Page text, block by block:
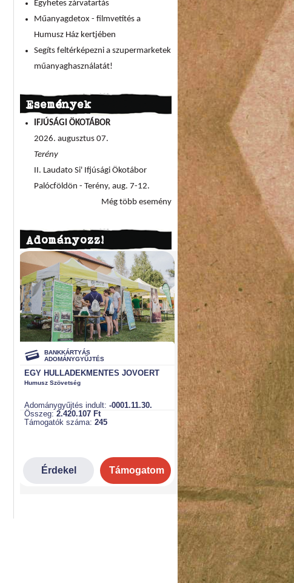
Egyhetes zárvatartás
Műanyagdetox - filmvetítés a
Humusz Ház kertjében
Segíts feltérképezni a szupermarketek
műanyaghasználatát!
Események
IFJÚSÁGI ÖKOTÁBOR
2026. augusztus 07.
Terény
II. Laudato Si' Ifjúsági Ökotábor
Palócföldön - Terény, aug. 7-12.
Még több esemény
Adományozz!